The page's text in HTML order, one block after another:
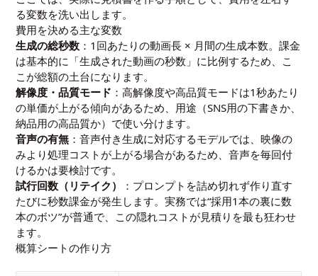
る変数を洗い出します。
費用を決める主な変数
生成の総秒数 ：1回あたりの動画長 × 月間の生成本数。課金
は基本的に「生成された動画の秒数」に比例するため、こ
こが総額の土台になります。
解像度・品質モード ：高解像度や高品質モードは1秒あたり
の単価が上がる傾向があるため、用途（SNS用の下書きか、
納品用の高品質か）で使い分けます。
音声の有無 ：音声付き生成に対応するモデルでは、映像の
みより処理コストが上がる場合があるため、音声を毎回付
けるかは要検討です。
試行回数（リテイク）
：プロンプトを詰め切れず作り直す
たびに秒数課金が発生します。実務では“採用1本の裏に数
本のボツ”が普通で、この隠れコストが見積りを最も狂わせ
ます。
概算シートの作り方